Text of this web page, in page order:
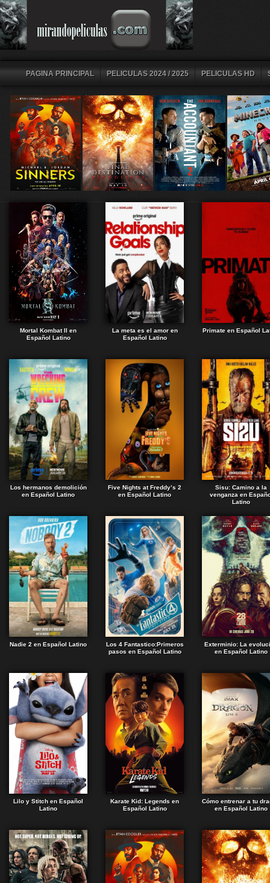
PAGINA PRINCIPAL PELICULAS 2024 / 2025 PELICULAS HD
Mortal Kombat II en
Español Latino
La meta es el amor en
Español Latino
Primate en Español
Los hermanos demolición
en Español Latino
Five Nights at Freddy’s 2
en Español Latino
Sisu: Camino a la
venganza en
Latino
Nadie 2 en Español Latino
Los 4 Fantastico:Primeros
pasos en Español Latino
Exterminio: La
en Español Latino
Lilo y Stitch en Español
Latino
Karate Kid: Legends en
Español Latino
Cómo entrenar a tu
en Español Latino